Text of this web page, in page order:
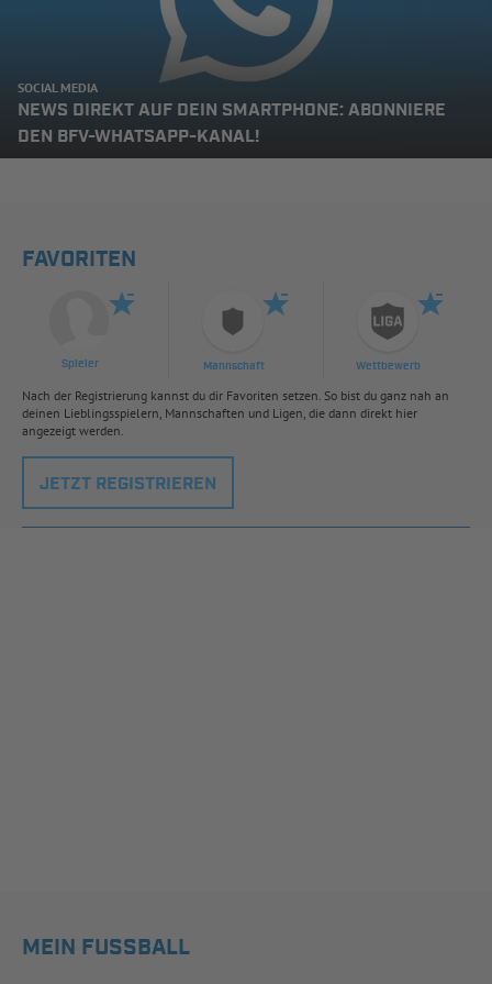
SOCIAL MEDIA
NEWS DIREKT AUF DEIN SMARTPHONE: ABONNIERE
DEN BFV-WHATSAPP-KANAL!
FAVORITEN
Spieler Mannschaft Wettbewerb
Nach der Registrierung kannst du dir Favoriten setzen. So bist du ganz nah an
deinen Lieblingsspielern, Mannschaften und Ligen, die dann direkt hier
angezeigt werden.
JETZT REGISTRIEREN
MEIN FUSSBALL